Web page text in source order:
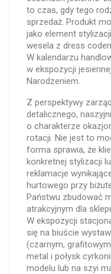
to czas, gdy tego
sprzedaż. Produkt
jako element
wesela z dress
W kalendarzu
w ekspozycji
Narodzeniem.
Z perspektywy
detalicznego,
o charakterze
rotacji. Nie jest to
forma sprawia, że
konkretnej stylizacji
reklamacje
hurtowego przy
Państwu zbudować
atrakcyjnym dla
W ekspozycji
się na biuście
(czarnym,
metal i połysk
modelu lub na szyi